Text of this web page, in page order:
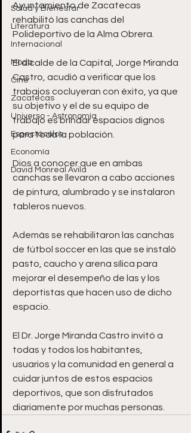
Salud y Bienestar
Literatura
Internacional
Moda
Cine
Zacatecas
Universo - Astronomía
Espectáculos
Economía
David Monreal Ávila
Ayuntamiento de Zacatecas
rehabilitó las canchas del
Polideportivo de la Alma Obrera.
El alcalde de la Capital, Jorge Miranda
Castro, acudió a verificar que los
trabajos cocluyeran con éxito, ya que
su objetivo y el de su equipo de
trabajo es brindar espacios dignos
para toda la población.
Dios a conocer que en ambas
canchas se llevaron a cabo acciones
de pintura, alumbrado y se instalaron
tableros nuevos.
Además se rehabilitaron las canchas
de fútbol soccer en las que se instaló
pasto, caucho y arena sílica para
mejorar el desempeño de las y los
deportistas que hacen uso de dicho
espacio.
El Dr. Jorge Miranda Castro invitó a
todas y todos los habitantes,
usuarios y la comunidad en general a
cuidar juntos de estos espacios
deportivos, que son disfrutados
diariamente por muchas personas.